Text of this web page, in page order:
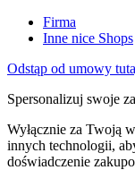
Firma
Inne nice Shops
Odstąp od umowy
Spersonalizuj swoje
Wyłącznie za Twoją
innych technologii,
doświadczenie